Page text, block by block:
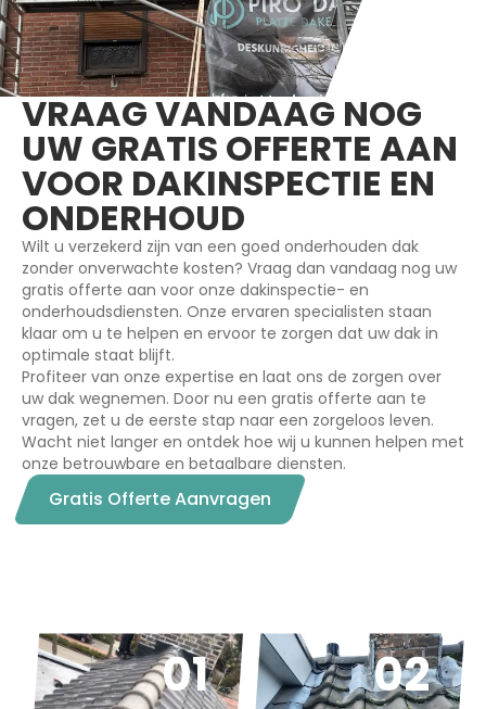
VRAAG VANDAAG NOG
UW GRATIS OFFERTE AAN
VOOR DAKINSPECTIE EN
ONDERHOUD
Wilt u verzekerd zijn van een goed onderhouden dak
zonder onverwachte kosten? Vraag dan vandaag nog uw
gratis offerte aan voor onze dakinspectie- en
onderhoudsdiensten. Onze ervaren specialisten staan
klaar om u te helpen en ervoor te zorgen dat uw dak in
optimale staat blijft.
Profiteer van onze expertise en laat ons de zorgen over
uw dak wegnemen. Door nu een gratis offerte aan te
vragen, zet u de eerste stap naar een zorgeloos leven.
Wacht niet langer en ontdek hoe wij u kunnen helpen met
onze betrouwbare en betaalbare diensten.
Gratis Offerte Aanvragen
01 02